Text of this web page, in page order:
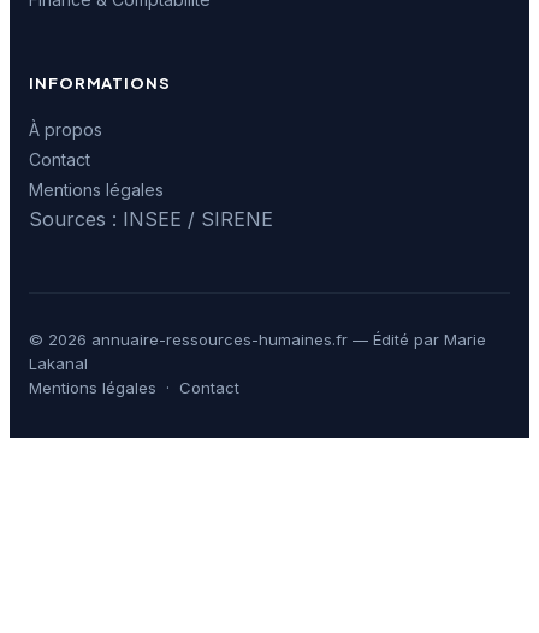
INFORMATIONS
À propos
Contact
Mentions légales
Sources : INSEE / SIRENE
© 2026 annuaire-ressources-humaines.fr — Édité par Marie
Lakanal
Mentions légales · Contact